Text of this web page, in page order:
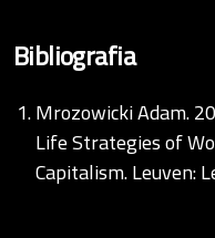
Bibliografia
Mrozowicki Adam.
Life Strategies of
Capitalism. Leuven: